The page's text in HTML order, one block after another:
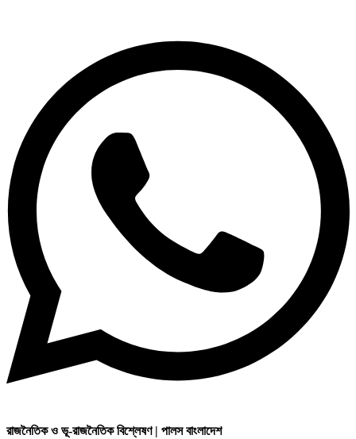
রাজনৈতিক ও ভূ-রাজনৈতিক বিশ্লেষণ | পালস বাংলাদেশ